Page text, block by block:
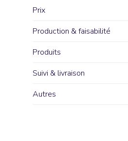
Prix
Production & faisabilité
Produits
Suivi & livraison
Autres